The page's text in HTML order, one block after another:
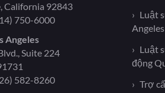
California 92843
750-6000
Angeles
Suite 224
582-8260
Luật
Angeles
Luật
động
Trợ